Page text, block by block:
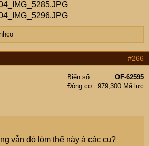
#266
Biển số
OF-62595
Động cơ
979,300 Mã lực
vẫn đỏ lòm thế này à các cụ?